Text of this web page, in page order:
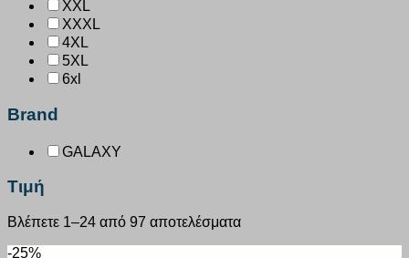
XXL
XXXL
4XL
5XL
6xl
Brand
GALAXY
Τιμή
Βλέπετε 1–24 από 97 αποτελέσματα
-25%